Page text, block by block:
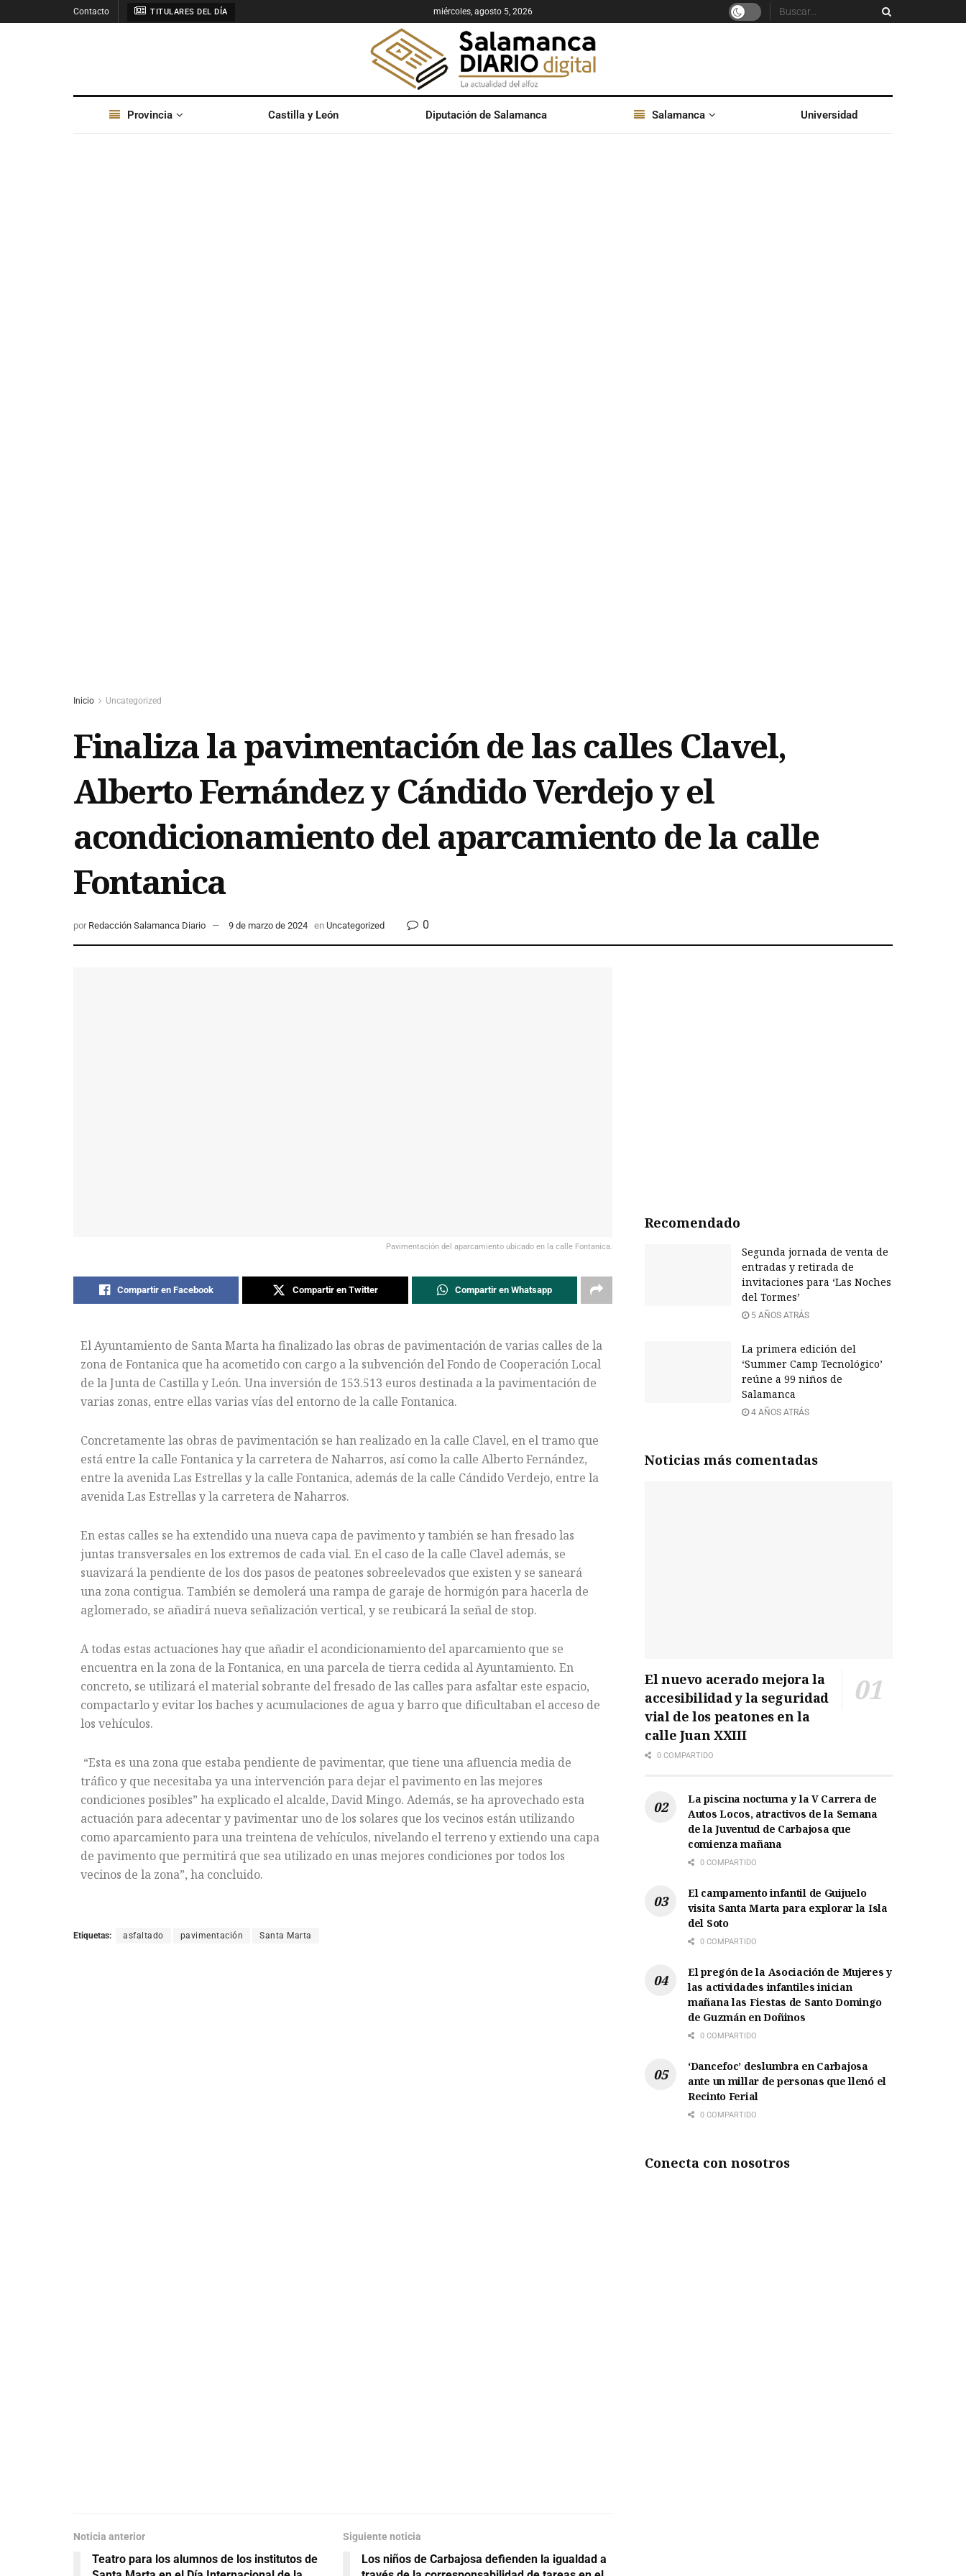
Contacto TITULARES DEL DÍA miércoles, agosto 5, 2026
Provincia Castilla y León Diputación de Salamanca Salamanca Universidad
Inicio Uncategorized
Finaliza la pavimentación de las calles Clavel,
Alberto Fernández y Cándido Verdejo y el
acondicionamiento del aparcamiento de la calle
Fontanica
por Redacción Salamanca Diario 9 de marzo de 2024 en Uncategorized 0
Pavimentación del aparcamiento ubicado en la calle Fontanica.
Compartir en Facebook Compartir en Twitter Compartir en Whatsapp
El Ayuntamiento de Santa Marta ha finalizado las obras de pavimentación de varias calles de la
zona de Fontanica que ha acometido con cargo a la subvención del Fondo de Cooperación Local
de la Junta de Castilla y León. Una inversión de 153.513 euros destinada a la pavimentación de
varias zonas, entre ellas varias vías del entorno de la calle Fontanica.
Concretamente las obras de pavimentación se han realizado en la calle Clavel, en el tramo que
está entre la calle Fontanica y la carretera de Naharros, así como la calle Alberto Fernández,
entre la avenida Las Estrellas y la calle Fontanica, además de la calle Cándido Verdejo, entre la
avenida Las Estrellas y la carretera de Naharros.
En estas calles se ha extendido una nueva capa de pavimento y también se han fresado las
juntas transversales en los extremos de cada vial. En el caso de la calle Clavel además, se
suavizará la pendiente de los dos pasos de peatones sobreelevados que existen y se saneará
una zona contigua. También se demolerá una rampa de garaje de hormigón para hacerla de
aglomerado, se añadirá nueva señalización vertical, y se reubicará la señal de stop.
A todas estas actuaciones hay que añadir el acondicionamiento del aparcamiento que se
encuentra en la zona de la Fontanica, en una parcela de tierra cedida al Ayuntamiento. En
concreto, se utilizará el material sobrante del fresado de las calles para asfaltar este espacio,
compactarlo y evitar los baches y acumulaciones de agua y barro que dificultaban el acceso de
los vehículos.
“Esta es una zona que estaba pendiente de pavimentar, que tiene una afluencia media de
tráfico y que necesitaba ya una intervención para dejar el pavimento en las mejores
condiciones posibles” ha explicado el alcalde, David Mingo. Además, se ha aprovechado esta
actuación para adecentar y pavimentar uno de los solares que los vecinos están utilizando
como aparcamiento para una treintena de vehículos, nivelando el terreno y extiendo una capa
de pavimento que permitirá que sea utilizado en unas mejores condiciones por todos los
vecinos de la zona”, ha concluido.
Etiquetas: asfaltado pavimentación Santa Marta
Noticia anterior
Teatro para los alumnos de los institutos de
Siguiente noticia
Los niños de Carbajosa defienden la igualdad a
Recomendado
Segunda jornada de venta de
entradas y retirada de
invitaciones para ‘Las Noches
del Tormes’
5 AÑOS ATRÁS
La primera edición del
‘Summer Camp Tecnológico’
reúne a 99 niños de
Salamanca
4 AÑOS ATRÁS
Noticias más comentadas
El nuevo acerado mejora la
accesibilidad y la seguridad
vial de los peatones en la
calle Juan XXIII
0 COMPARTIDO
La piscina nocturna y la V Carrera de
Autos Locos, atractivos de la Semana
de la Juventud de Carbajosa que
comienza mañana
0 COMPARTIDO
El campamento infantil de Guijuelo
visita Santa Marta para explorar la Isla
del Soto
0 COMPARTIDO
El pregón de la Asociación de Mujeres y
las actividades infantiles inician
mañana las Fiestas de Santo Domingo
de Guzmán en Doñinos
0 COMPARTIDO
‘Dancefoc’ deslumbra en Carbajosa
ante un millar de personas que llenó el
Recinto Ferial
0 COMPARTIDO
Conecta con nosotros